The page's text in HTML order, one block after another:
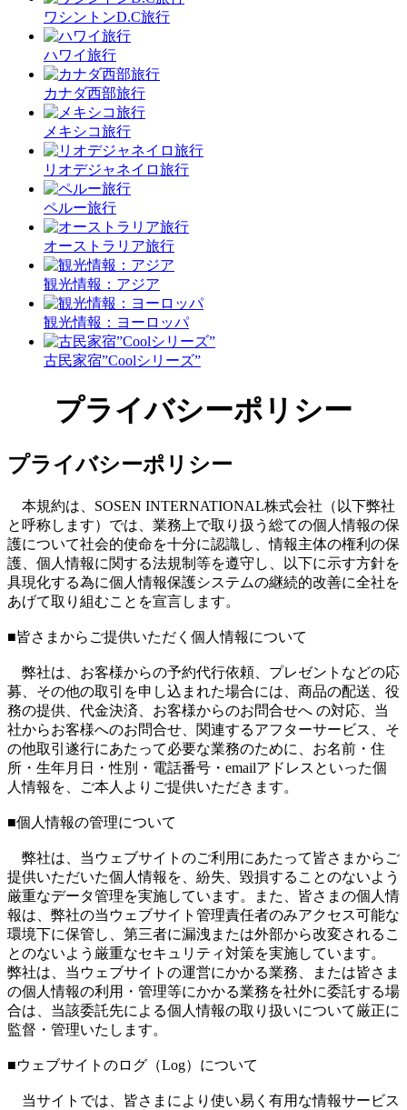
ワシントンD.C旅行
ハワイ旅行
カナダ西部旅行
メキシコ旅行
リオデジャネイロ旅行
ペルー旅行
オーストラリア旅行
観光情報：アジア
観光情報：ヨーロッパ
古民家宿”Coolシリーズ”
プライバシーポリシー
プライバシーポリシー
本規約は、SOSEN INTERNATIONAL株式会社（以下弊社
と呼称します）では、業務上で取り扱う総ての個人情報の保
護について社会的使命を十分に認識し、情報主体の権利の保
護、個人情報に関する法規制等を遵守し、以下に示す方針を
具現化する為に個人情報保護システムの継続的改善に全社を
あげて取り組むことを宣言します。
■皆さまからご提供いただく個人情報について
弊社は、お客様からの予約代行依頼、プレゼントなどの応
募、その他の取引を申し込まれた場合には、商品の配送、役
務の提供、代金決済、お客様からのお問合せへ の対応、当
社からお客様へのお問合せ、関連するアフターサービス、そ
の他取引遂行にあたって必要な業務のために、お名前・住
所・生年月日・性別・電話番号・emailアドレスといった個
人情報を、ご本人よりご提供いただきます。
■個人情報の管理について
弊社は、当ウェブサイトのご利用にあたって皆さまからご
提供いただいた個人情報を、紛失、毀損することのないよう
厳重なデータ管理を実施しています。また、皆さまの個人情
報は、弊社の当ウェブサイト管理責任者のみアクセス可能な
環境下に保管し、第三者に漏洩または外部から改変されるこ
とのないよう厳重なセキュリティ対策を実施しています。
弊社は、当ウェブサイトの運営にかかる業務、または皆さま
の個人情報の利用・管理等にかかる業務を社外に委託する場
合は、当該委託先による個人情報の取り扱いについて厳正に
監督・管理いたします。
■ウェブサイトのログ（Log）について
当サイトでは、皆さまにより使い易く有用な情報サービス